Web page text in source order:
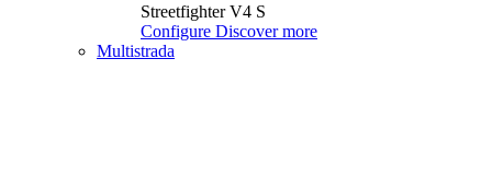
Streetfighter V4 S
Configure Discover more
Multistrada